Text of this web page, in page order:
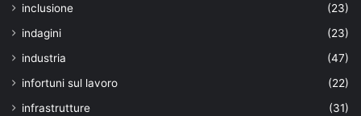
inclusione
(23)
indagini
(23)
industria
(47)
infortuni sul lavoro
(22)
infrastrutture
(31)